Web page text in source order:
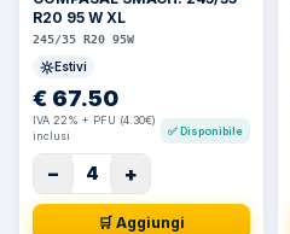
R20 95 W XL
245/35 R20 95W
Estivi
€ 67.50
IVA 22% + PFU (4.30€)
inclusi
✅Disponibile
− 4 +
🛒 Aggiungi